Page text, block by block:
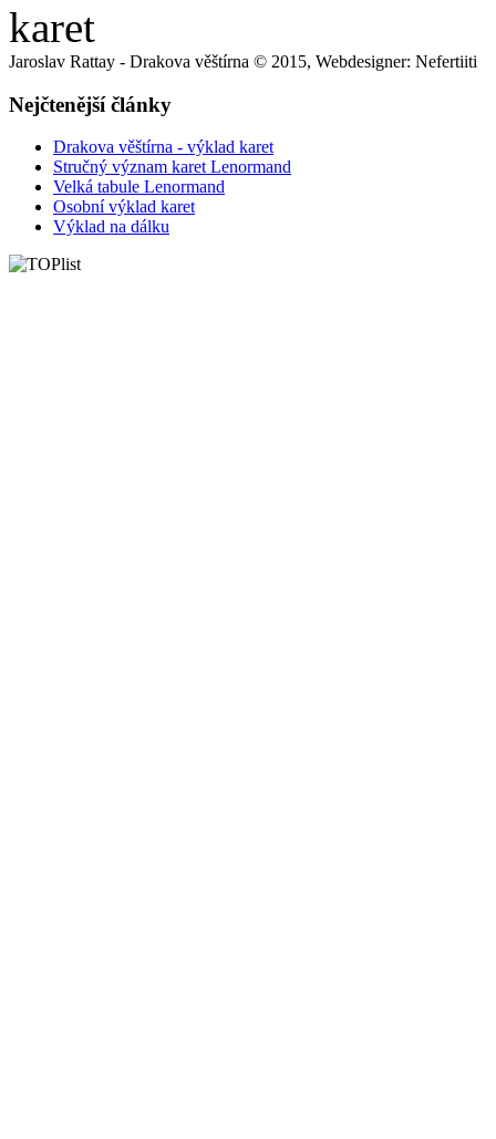
karet
Jaroslav Rattay - Drakova věštírna © 2015, Webdesigner: Nefertiiti
Nejčtenější články
Drakova věštírna - výklad karet
Stručný význam karet Lenormand
Velká tabule Lenormand
Osobní výklad karet
Výklad na dálku